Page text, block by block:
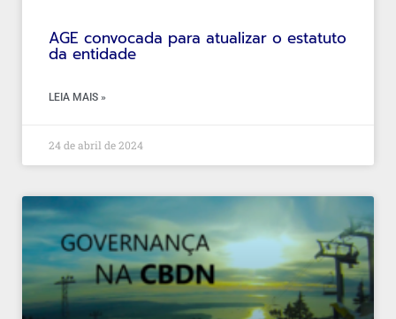
AGE convocada para atualizar o estatuto
da entidade
LEIA MAIS »
24 de abril de 2024